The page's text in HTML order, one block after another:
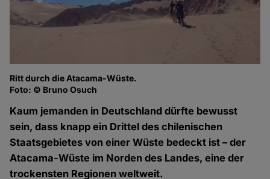
Ritt durch die Atacama-Wüste.
Foto: © Bruno Osuch
Kaum jemanden in Deutschland dürfte bewusst
sein, dass knapp ein Drittel des chilenischen
Staatsgebietes von einer Wüste bedeckt ist – der
Atacama-Wüste im Norden des Landes, eine der
trockensten Regionen weltweit.